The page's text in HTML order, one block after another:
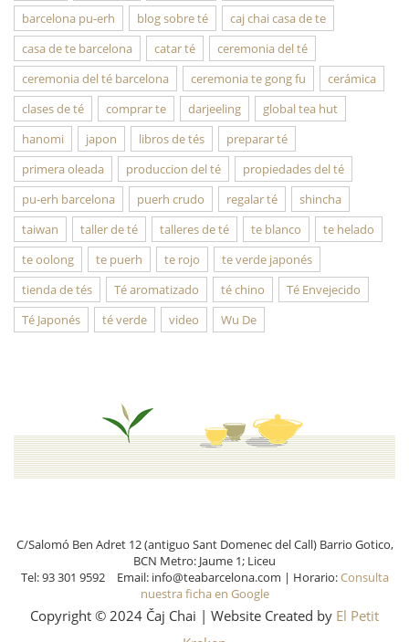
barcelona pu-erh
blog sobre té
caj chai casa de te
casa de te barcelona
catar té
ceremonia del té
ceremonia del té barcelona
ceremonia te gong fu
cerámica
clases de té
comprar te darjeeling
global tea hut
hanomi
japon libros de tés
preparar té
primera oleada
produccion del té
propiedades del té
pu-erh barcelona
puerh crudo regalar té
shincha
taiwan
taller de té talleres de té te blanco
te helado
te oolong
te puerh te rojo
te verde japonés
tienda de tés
Té aromatizado té chino
Té Envejecido
Té Japonés
té verde video Wu De
C/Salomó Ben Adret 12 (antiguo Sant Domenec del Call) Barrio Gotico,
BCN Metro: Jaume 1; Liceu
Tel: 93 301 9592 Email: info@teabarcelona.com | Horario:Consulta
nuestra ficha en Google
Copyright © 2024 Čaj Chai | Website Created by El Petit